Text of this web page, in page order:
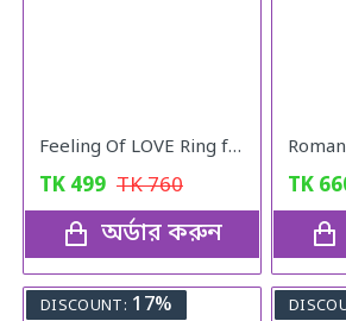
Feeling Of LOVE Ring for women
TK 499 TK760
অর্ডার করুন
TK
DISCOUNT: 17%